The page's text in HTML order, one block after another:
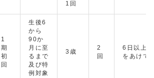
1回
1
期
初
回
生後6
から
90か
月に至
るまで
及び特
例対象
3歳
2
回
6日以上
をあけて